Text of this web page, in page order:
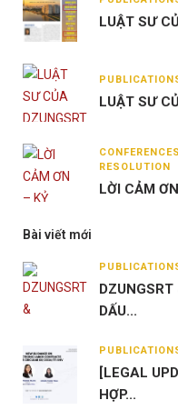
LUẬT SƯ
LUẬT SƯ
RESOLUTION
LỜI CẢM
Bài viết mới
DẤU...
[LEGAL
HỢP...